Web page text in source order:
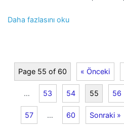
Daha fazlasını oku
Page 55 of 60 « Önceki
… 53 54 55 56
57 … 60 Sonraki »